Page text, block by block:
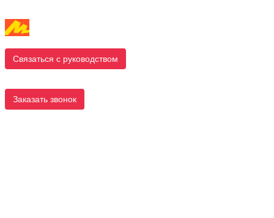
Связаться с руководством
Заказать звонок